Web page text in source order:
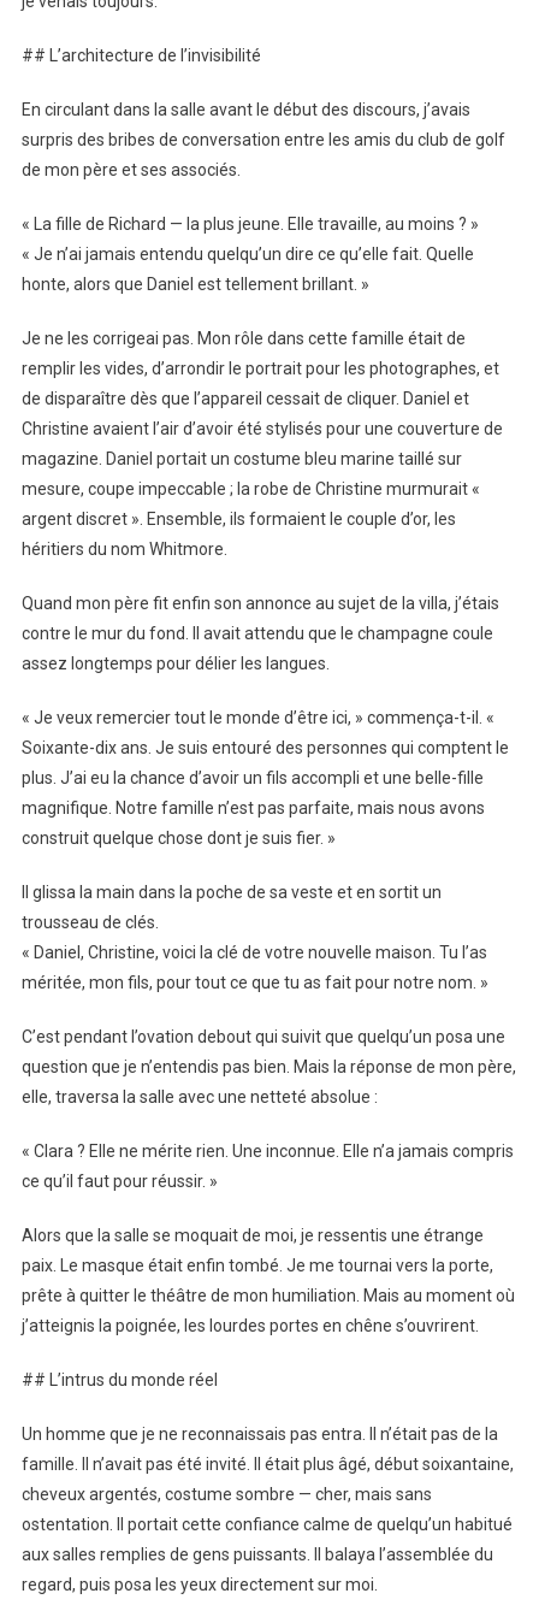
## L’architecture de l’invisibilité
En circulant dans la salle avant le début des discours, j’avais
surpris des bribes de conversation entre les amis du club de golf
de mon père et ses associés.
« La fille de Richard — la plus jeune. Elle travaille, au moins ? »
« Je n’ai jamais entendu quelqu’un dire ce qu’elle fait. Quelle
honte, alors que Daniel est tellement brillant. »
Je ne les corrigeai pas. Mon rôle dans cette famille était de
remplir les vides, d’arrondir le portrait pour les photographes, et
de disparaître dès que l’appareil cessait de cliquer. Daniel et
Christine avaient l’air d’avoir été stylisés pour une couverture de
magazine. Daniel portait un costume bleu marine taillé sur
mesure, coupe impeccable ; la robe de Christine murmurait «
argent discret ». Ensemble, ils formaient le couple d’or, les
héritiers du nom Whitmore.
Quand mon père fit enfin son annonce au sujet de la villa, j’étais
contre le mur du fond. Il avait attendu que le champagne coule
assez longtemps pour délier les langues.
« Je veux remercier tout le monde d’être ici, » commença-t-il. «
Soixante-dix ans. Je suis entouré des personnes qui comptent le
plus. J’ai eu la chance d’avoir un fils accompli et une belle-fille
magnifique. Notre famille n’est pas parfaite, mais nous avons
construit quelque chose dont je suis fier. »
Il glissa la main dans la poche de sa veste et en sortit un
trousseau de clés.
« Daniel, Christine, voici la clé de votre nouvelle maison. Tu l’as
méritée, mon fils, pour tout ce que tu as fait pour notre nom. »
C’est pendant l’ovation debout qui suivit que quelqu’un posa une
question que je n’entendis pas bien. Mais la réponse de mon père,
elle, traversa la salle avec une netteté absolue :
« Clara ? Elle ne mérite rien. Une inconnue. Elle n’a jamais compris
ce qu’il faut pour réussir. »
Alors que la salle se moquait de moi, je ressentis une étrange
paix. Le masque était enfin tombé. Je me tournai vers la porte,
prête à quitter le théâtre de mon humiliation. Mais au moment où
j’atteignis la poignée, les lourdes portes en chêne s’ouvrirent.
## L’intrus du monde réel
Un homme que je ne reconnaissais pas entra. Il n’était pas de la
famille. Il n’avait pas été invité. Il était plus âgé, début soixantaine,
cheveux argentés, costume sombre — cher, mais sans
ostentation. Il portait cette confiance calme de quelqu’un habitué
aux salles remplies de gens puissants. Il balaya l’assemblée du
regard, puis posa les yeux directement sur moi.